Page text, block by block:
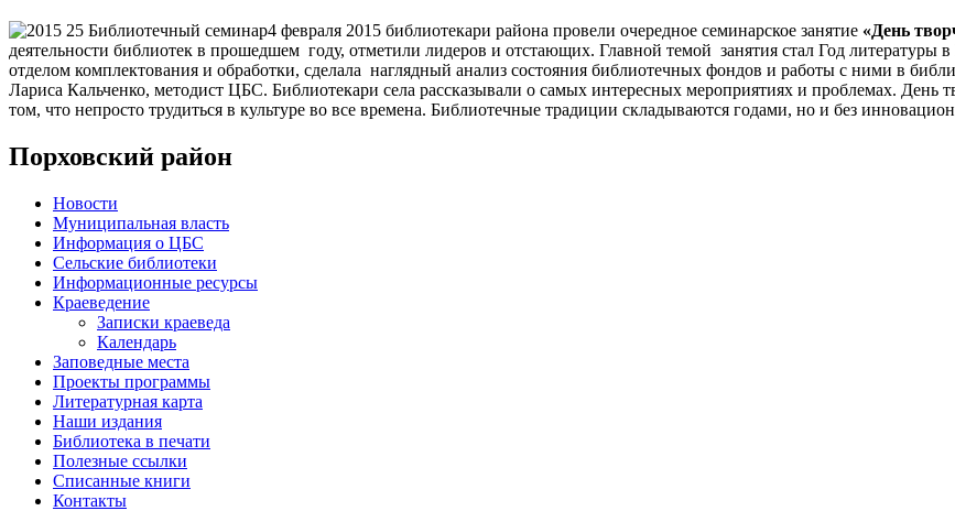
4 февраля 2015 библиотекари района провели очередное семинарское занятие «День
деятельности библиотек в прошедшем году, отметили лидеров и отстающих. Главной темой занятия стал Год литературы
отделом комплектования и обработки, сделала наглядный анализ состояния библиотечных фондов и работы с ними в
Лариса Кальченко, методист ЦБС. Библиотекари села рассказывали о самых интересных мероприятиях и проблемах. День
том, что непросто трудиться в культуре во все времена. Библиотечные традиции складываются годами, но и без
Порховский район
Новости
Муниципальная власть
Информация о ЦБС
Сельские библиотеки
Информационные ресурсы
Краеведение
Записки краеведа
Календарь
Заповедные места
Проекты программы
Литературная карта
Наши издания
Библиотека в печати
Полезные ссылки
Списанные книги
Контакты